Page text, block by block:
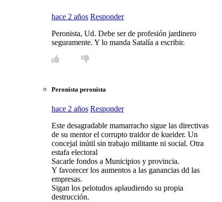
hace 2 años Responder
Peronista, Ud. Debe ser de profesión jardinero
seguramente. Y lo manda Satalía a escribir.
Peronista peronista
hace 2 años Responder
Este desagradable mamarracho sigue las directivas
de su mentor el corrupto traidor de kueider. Un
concejal inútil sin trabajo militante ni social. Otra
estafa electoral
Sacarle fondos a Municipios y provincia.
Y favorecer los aumentos a las ganancias dd las
empresas.
Sigan los pelotudos aplaudiendo su propia
destrucción.